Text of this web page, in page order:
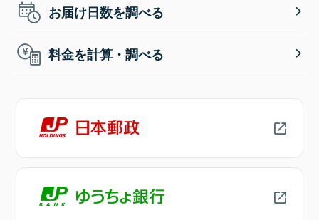
お届け日数を調べる
料金を計算・調べる